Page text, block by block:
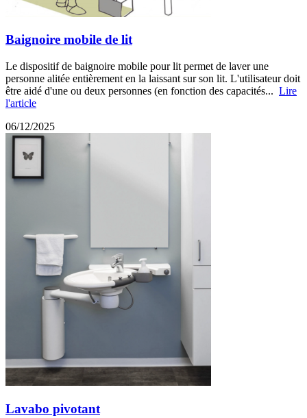
Baignoire mobile de lit
Le dispositif de baignoire mobile pour lit permet de laver une
personne alitée entièrement en la laissant sur son lit. L'utilisateur doit
être aidé d'une ou deux personnes (en fonction des capacités... Lire
l'article
06/12/2025
Lavabo pivotant